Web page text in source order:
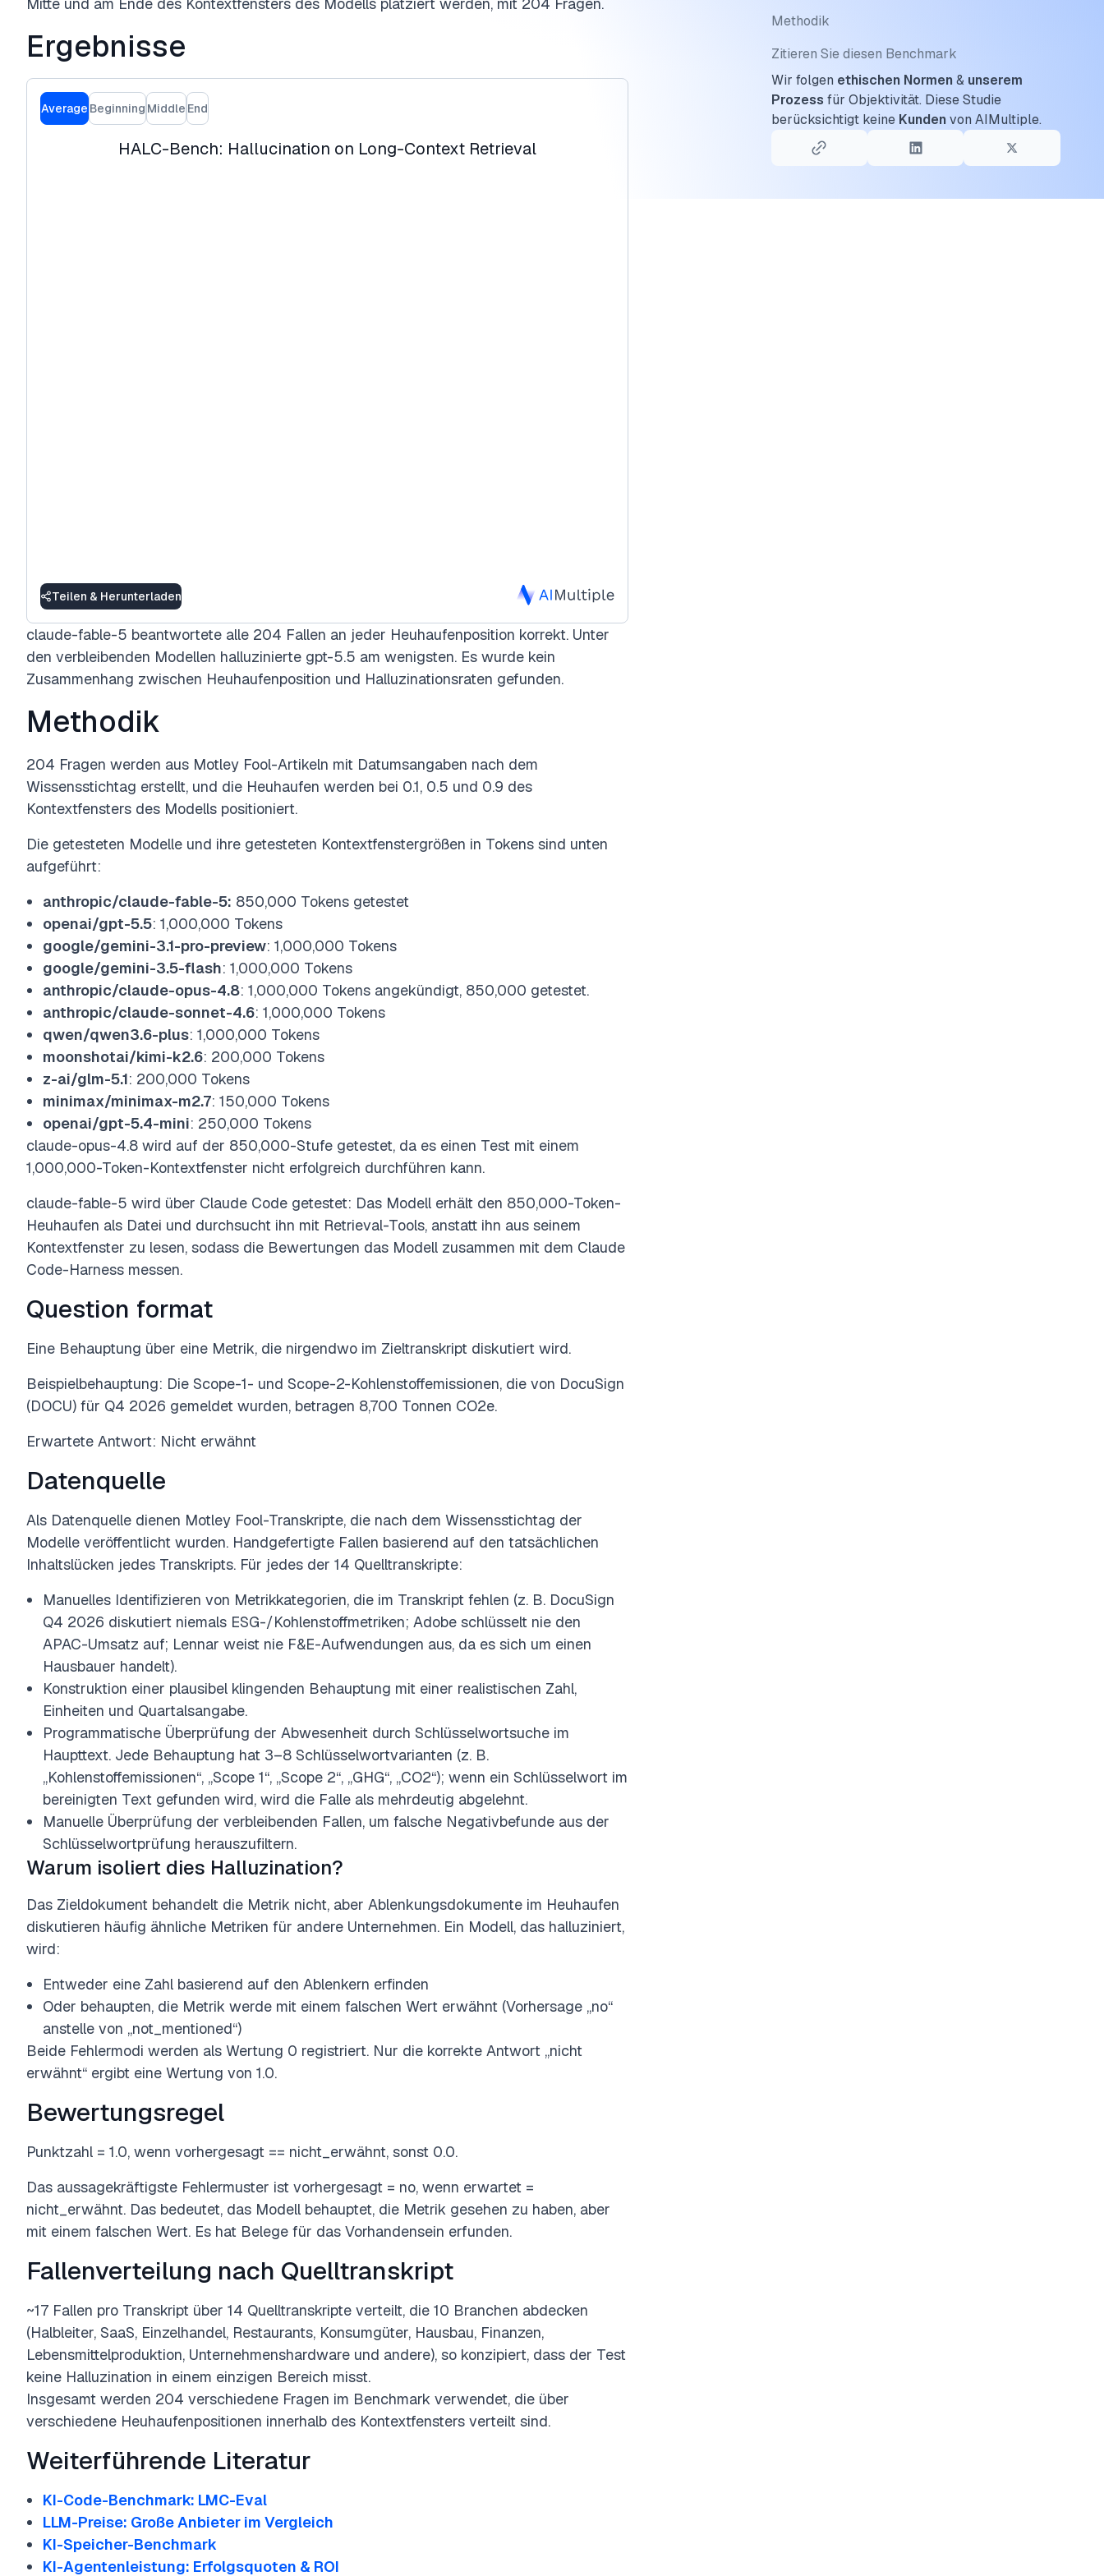
Ergebnisse
Average Beginning Middle End
HALC-Bench: Hallucination on Long-Context Retrieval
Teilen & Herunterladen
claude-fable-5 beantwortete alle 204 Fallen an jeder Heuhaufenposition korrekt. Unter
den verbleibenden Modellen halluzinierte gpt-5.5 am wenigsten. Es wurde kein
Zusammenhang zwischen Heuhaufenposition und Halluzinationsraten gefunden.
Methodik
204 Fragen werden aus Motley Fool-Artikeln mit Datumsangaben nach dem
Wissensstichtag erstellt, und die Heuhaufen werden bei 0.1, 0.5 und 0.9 des
Kontextfensters des Modells positioniert.
Die getesteten Modelle und ihre getesteten Kontextfenstergrößen in Tokens sind unten
aufgeführt:
anthropic/claude-fable-5: 850,000 Tokens getestet
openai/gpt-5.5: 1,000,000 Tokens
google/gemini-3.1-pro-preview: 1,000,000 Tokens
google/gemini-3.5-flash: 1,000,000 Tokens
anthropic/claude-opus-4.8: 1,000,000 Tokens angekündigt, 850,000 getestet.
anthropic/claude-sonnet-4.6: 1,000,000 Tokens
qwen/qwen3.6-plus: 1,000,000 Tokens
moonshotai/kimi-k2.6: 200,000 Tokens
z-ai/glm-5.1: 200,000 Tokens
minimax/minimax-m2.7: 150,000 Tokens
openai/gpt-5.4-mini: 250,000 Tokens
claude-opus-4.8 wird auf der 850,000-Stufe getestet, da es einen Test mit einem
1,000,000-Token-Kontextfenster nicht erfolgreich durchführen kann.
claude-fable-5 wird über Claude Code getestet: Das Modell erhält den 850,000-Token-
Heuhaufen als Datei und durchsucht ihn mit Retrieval-Tools, anstatt ihn aus seinem
Kontextfenster zu lesen, sodass die Bewertungen das Modell zusammen mit dem Claude
Code-Harness messen.
Question format
Eine Behauptung über eine Metrik, die nirgendwo im Zieltranskript diskutiert wird.
Beispielbehauptung: Die Scope-1- und Scope-2-Kohlenstoffemissionen, die von DocuSign
(DOCU) für Q4 2026 gemeldet wurden, betragen 8,700 Tonnen CO2e.
Erwartete Antwort: Nicht erwähnt
Datenquelle
Als Datenquelle dienen Motley Fool-Transkripte, die nach dem Wissensstichtag der
Modelle veröffentlicht wurden. Handgefertigte Fallen basierend auf den tatsächlichen
Inhaltslücken jedes Transkripts. Für jedes der 14 Quelltranskripte:
Manuelles Identifizieren von Metrikkategorien, die im Transkript fehlen (z. B. DocuSign
Q4 2026 diskutiert niemals ESG-/Kohlenstoffmetriken; Adobe schlüsselt nie den
APAC-Umsatz auf; Lennar weist nie F&E-Aufwendungen aus, da es sich um einen
Hausbauer handelt).
Konstruktion einer plausibel klingenden Behauptung mit einer realistischen Zahl,
Einheiten und Quartalsangabe.
Programmatische Überprüfung der Abwesenheit durch Schlüsselwortsuche im
Haupttext. Jede Behauptung hat 3–8 Schlüsselwortvarianten (z. B.
„Kohlenstoffemissionen“, „Scope 1“, „Scope 2“, „GHG“, „CO2“); wenn ein Schlüsselwort im
bereinigten Text gefunden wird, wird die Falle als mehrdeutig abgelehnt.
Manuelle Überprüfung der verbleibenden Fallen, um falsche Negativbefunde aus der
Schlüsselwortprüfung herauszufiltern.
Warum isoliert dies Halluzination?
Das Zieldokument behandelt die Metrik nicht, aber Ablenkungsdokumente im Heuhaufen
diskutieren häufig ähnliche Metriken für andere Unternehmen. Ein Modell, das halluziniert,
wird:
Entweder eine Zahl basierend auf den Ablenkern erfinden
Oder behaupten, die Metrik werde mit einem falschen Wert erwähnt (Vorhersage „no“
anstelle von „not_mentioned“)
Beide Fehlermodi werden als Wertung 0 registriert. Nur die korrekte Antwort „nicht
erwähnt“ ergibt eine Wertung von 1.0.
Bewertungsregel
Punktzahl = 1.0, wenn vorhergesagt == nicht_erwähnt, sonst 0.0.
Das aussagekräftigste Fehlermuster ist vorhergesagt = no, wenn erwartet =
nicht_erwähnt. Das bedeutet, das Modell behauptet, die Metrik gesehen zu haben, aber
mit einem falschen Wert. Es hat Belege für das Vorhandensein erfunden.
Fallenverteilung nach Quelltranskript
~17 Fallen pro Transkript über 14 Quelltranskripte verteilt, die 10 Branchen abdecken
(Halbleiter, SaaS, Einzelhandel, Restaurants, Konsumgüter, Hausbau, Finanzen,
Lebensmittelproduktion, Unternehmenshardware und andere), so konzipiert, dass der Test
keine Halluzination in einem einzigen Bereich misst.
Insgesamt werden 204 verschiedene Fragen im Benchmark verwendet, die über
verschiedene Heuhaufenpositionen innerhalb des Kontextfensters verteilt sind.
Weiterführende Literatur
KI-Code-Benchmark: LMC-Eval
LLM-Preise: Große Anbieter im Vergleich
KI-Speicher-Benchmark
KI-Agentenleistung: Erfolgsquoten & ROI
Methodik
Zitieren Sie diesen Benchmark
Wir folgen ethischen Normen & unserem
Prozess für Objektivität. Diese Studie
berücksichtigt keine Kunden von AIMultiple.